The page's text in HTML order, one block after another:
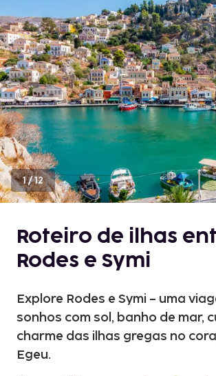
1/12
Roteiro de ilhas
Rodes e Symi
Explore Rodes e Symi – uma
sonhos com sol, banho de mar,
charme das ilhas gregas no
Egeu.